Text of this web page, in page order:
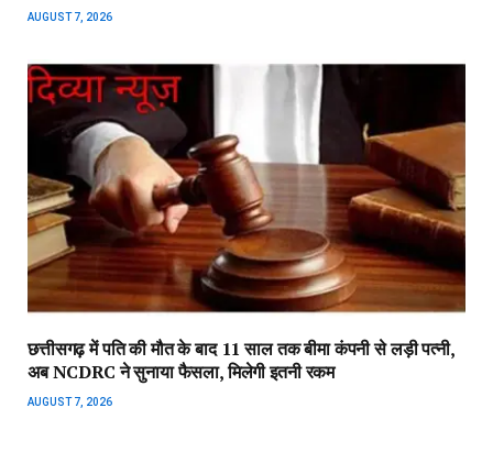
AUGUST 7, 2026
छत्तीसगढ़ में पति की मौत के बाद 11 साल तक बीमा कंपनी से लड़ी पत्नी,
अब NCDRC ने सुनाया फैसला, मिलेगी इतनी रकम
AUGUST 7, 2026